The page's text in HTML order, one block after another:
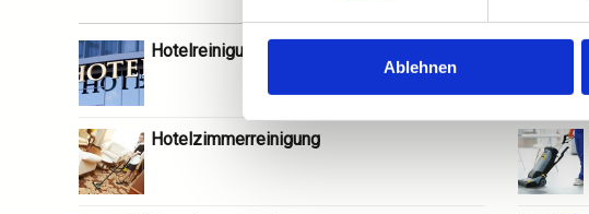
Ablehnen
Hotelreinigung
Hotelzimmerreinigung